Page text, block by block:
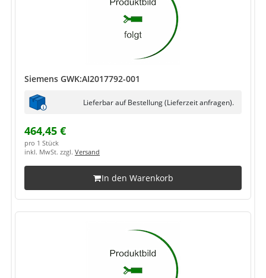
Siemens GWK:AI2017792-001
Lieferbar auf Bestellung (Lieferzeit anfragen).
464,45 €
pro 1 Stück
inkl. MwSt. zzgl. Versand
In den Warenkorb